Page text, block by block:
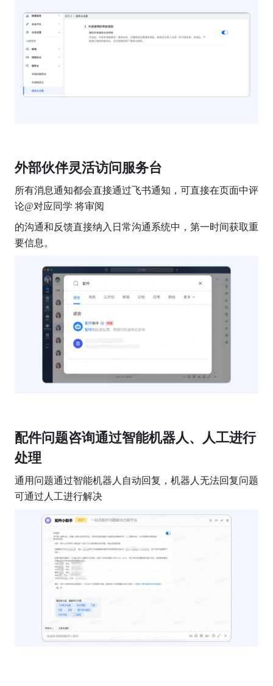
外部伙伴灵活访问服务台
所有消息通知都会直接通过飞书通知，可直接在页面中评
论@对应同学 将审阅
的沟通和反馈直接纳入日常沟通系统中，第一时间获取重
要信息。
配件问题咨询通过智能机器人、人工进行
处理
通用问题通过智能机器人自动回复，机器人无法回复问题
可通过人工进行解决